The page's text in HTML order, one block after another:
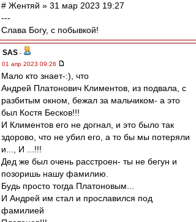
# Жентяй » 31 мар 2023 19:27
---
Слава Богу, с побывкой!
SAS -
01 апр 2023 09:26
Мало кто знает-:), что
Андрей Платонович Климентов, из подвала, с
разбитым окном, бежал за мальчиком- а это
был Костя Бесков!!!
И Климентов его не догнал, и это было так
здорово, что не убил его, а то бы мы потеряли
и..., И ...!!!
Дед же был очень расстроен- ты не бегун и
позоришь нашу фамилию.
Будь просто тогда Платоновым...
И Андрей им стал и прославился под
фамилией